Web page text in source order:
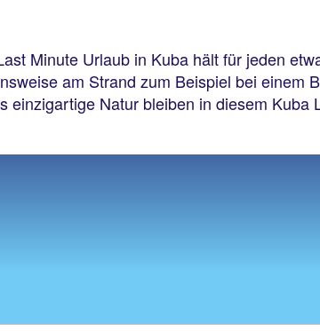
Minute Urlaub in Kuba hält für jeden
am Strand zum Beispiel bei einem
Natur bleiben in diesem Kuba